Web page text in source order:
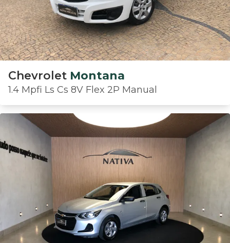
Chevrolet Montana
1.4 Mpfi Ls Cs 8V Flex 2P Manual